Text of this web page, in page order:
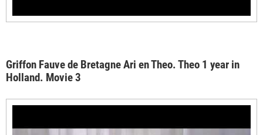
Griffon Fauve de Bretagne Ari en Theo. Theo 1 year in
Holland. Movie 3